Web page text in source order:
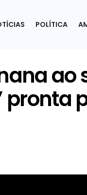
POLÍTICA
ao
pronta